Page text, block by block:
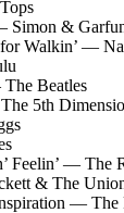
Simon &
Walkin’ —
Beatles
5th
Feelin’ — The
& The
— The